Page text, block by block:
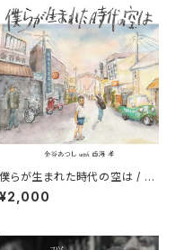
僕らが生まれた時代の空は / 金
谷あつし with 西海孝
¥2,000